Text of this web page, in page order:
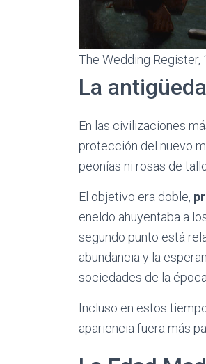
The Wedding Register,
La
En las civilizaciones
protección del nuevo
peonías ni rosas de
El objetivo era doble,
eneldo ahuyentaba a
segundo punto está
abundancia y la
sociedades de la época.
Incluso en estos
apariencia fuera más